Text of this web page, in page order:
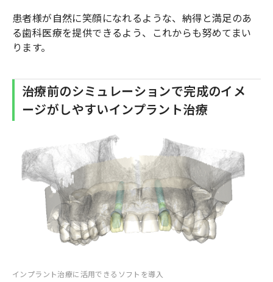
患者様が自然に笑顔になれるような、納得と満足のあ
る歯科医療を提供できるよう、これからも努めてまい
ります。
治療前のシミュレーションで完成のイメ
ージがしやすいインプラント治療
インプラント治療に活用できるソフトを導入